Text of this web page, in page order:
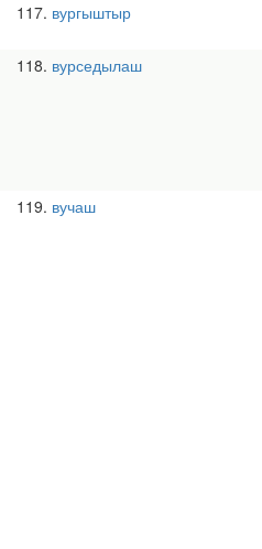
117 вургыштыр
118 вурседылаш
119 вучаш